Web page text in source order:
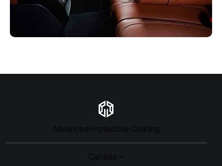
Advanced Protective Coating
Canada —